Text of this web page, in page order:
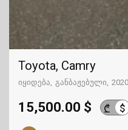
Toyota, Camry
იყიდება განბაჟებული 2020
15,500.00 $ ₾ $